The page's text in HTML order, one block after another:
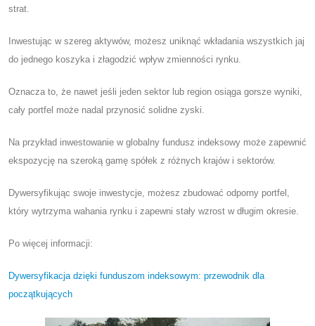
strat.
Inwestując w szereg aktywów, możesz uniknąć wkładania wszystkich jaj
do jednego koszyka i złagodzić wpływ zmienności rynku.
Oznacza to, że nawet jeśli jeden sektor lub region osiąga gorsze wyniki,
cały portfel może nadal przynosić solidne zyski.
Na przykład inwestowanie w globalny fundusz indeksowy może zapewnić
ekspozycję na szeroką gamę spółek z różnych krajów i sektorów.
Dywersyfikując swoje inwestycje, możesz zbudować odporny portfel,
który wytrzyma wahania rynku i zapewni stały wzrost w długim okresie.
Po więcej informacji:
Dywersyfikacja dzięki funduszom indeksowym: przewodnik dla
początkujących